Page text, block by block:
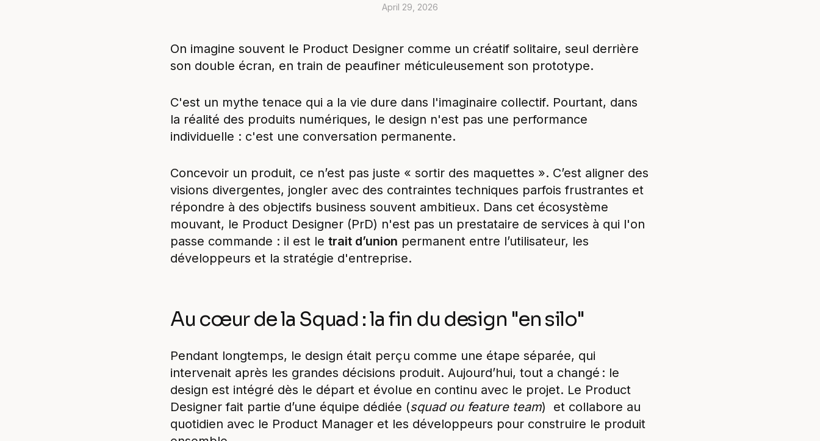
April 29, 2026
On imagine souvent le Product Designer comme un créatif solitaire, seul derrière
son double écran, en train de peaufiner méticuleusement son prototype.
C'est un mythe tenace qui a la vie dure dans l'imaginaire collectif. Pourtant, dans
la réalité des produits numériques, le design n'est pas une performance
individuelle : c'est une conversation permanente.
Concevoir un produit, ce n’est pas juste « sortir des maquettes ». C’est aligner des
visions divergentes, jongler avec des contraintes techniques parfois frustrantes et
répondre à des objectifs business souvent ambitieux. Dans cet écosystème
mouvant, le Product Designer (PrD) n'est pas un prestataire de services à qui l'on
passe commande : il est le trait d’union permanent entre l’utilisateur, les
développeurs et la stratégie d'entreprise.
Au cœur de la Squad : la fin du design "en silo"
Pendant longtemps, le design était perçu comme une étape séparée, qui
intervenait après les grandes décisions produit. Aujourd’hui, tout a changé : le
design est intégré dès le départ et évolue en continu avec le projet. Le Product
Designer fait partie d’une équipe dédiée (squad ou feature team) et collabore au
quotidien avec le Product Manager et les développeurs pour construire le produit